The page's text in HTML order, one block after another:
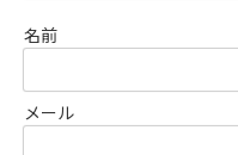
名前
メール